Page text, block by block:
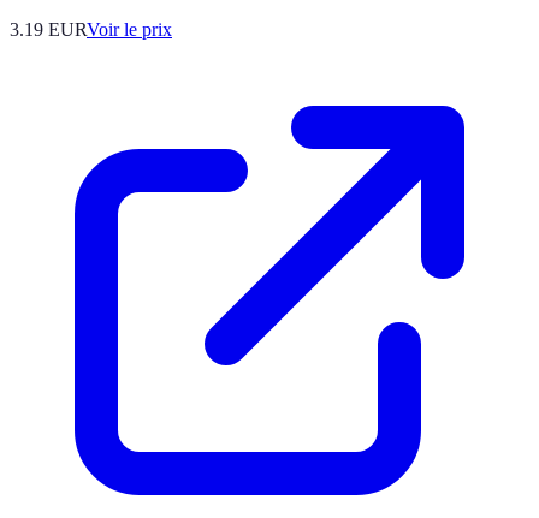
3.19 EURVoir le prix